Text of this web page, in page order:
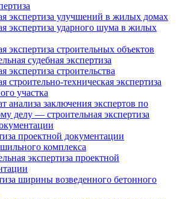
экспертиза улучшений в жилых домах
экспертиза ударного шума в жилых
экспертиза строительных объектов
судебная экспертиза
экспертиза строительства
строительно-техническая экспертиза
участка
анализа заключения экспертов по
делу — строительная экспертиза
проектной документации
комплекса
экспертиза проектной
ширины возведенного бетонного